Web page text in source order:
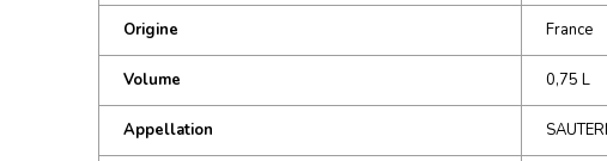
Origine France
Volume 0,75 L
Appellation